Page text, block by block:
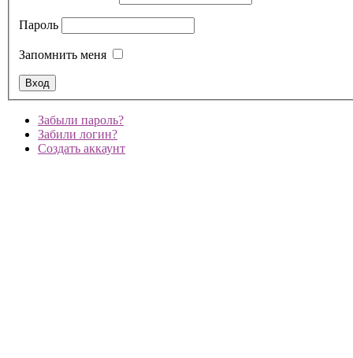
Пароль
Запомнить меня
Забыли пароль?
Забили логин?
Создать аккаунт